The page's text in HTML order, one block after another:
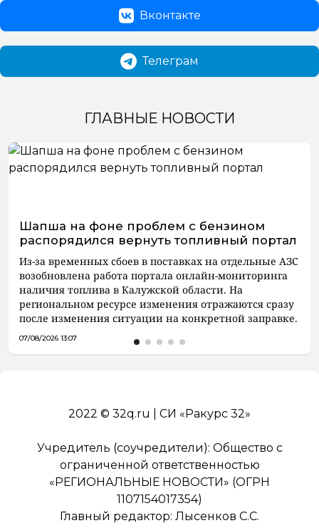
Вконтакте
Телеграм
ГЛАВНЫЕ НОВОСТИ
Шапша на фоне проблем с бензином
распорядился вернуть топливный портал
Из-за временных сбоев в поставках на отдельные АЗС
возобновлена работа портала онлайн-мониторинга
наличия топлива в Калужской области. На
региональном ресурсе изменения отражаются сразу
после изменения ситуации на конкретной заправке.
07/08/2026 13:07
2022 © 32q.ru | СИ «Ракурс 32»
Учредитель (соучредители): Общество с
ограниченной ответственностью
«РЕГИОНАЛЬНЫЕ НОВОСТИ» (ОГРН
1107154017354)
Главный редактор: Лысенков С.С.